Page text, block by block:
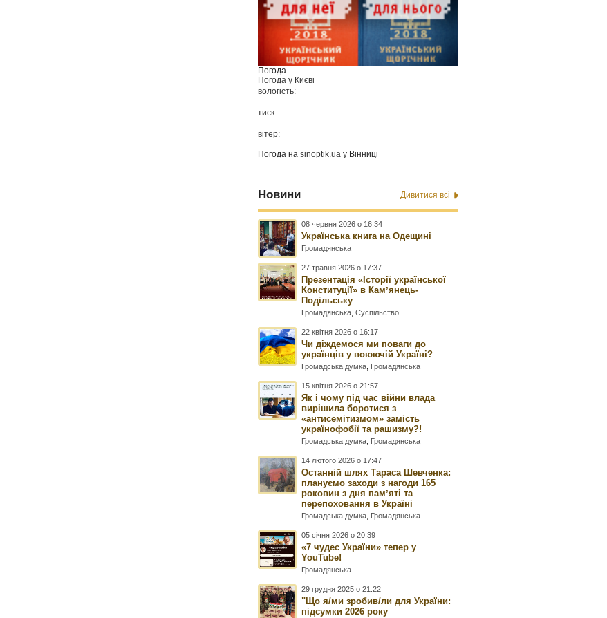
Погода
Погода у Києві
вологість:
тиск:
вітер:
Погода наsinoptik.ua у Вінниці
Новини Дивитися всі
08 червня 2026 о 16:34
Українська книга на Одещині
Громадянська
27 травня 2026 о 17:37
Презентація «Історії української
Конституції» в Камʼянець-
Подільську
Громадянська ,Суспільство
22 квітня 2026 о 16:17
Чи діждемося ми поваги до
українців у воюючій Україні?
Громадська думка Громадянська
15 квітня 2026 о 21:57
Як і чому під час війни влада
вирішила боротися з
«антисемітизмом» замість
українофобії та рашизму?!
Громадська думка Громадянська
14 лютого 2026 о 17:47
Останній шлях Тараса Шевченка:
плануємо заходи з нагоди 165
роковин з дня памʼяті та
перепоховання в Україні
Громадська думка Громадянська
05 січня 2026 о 20:39
«7 чудес України» тепер у
YouTube!
Громадянська
29 грудня 2025 о 21:22
"Що я/ми зробив/ли для України:
підсумки 2026 року